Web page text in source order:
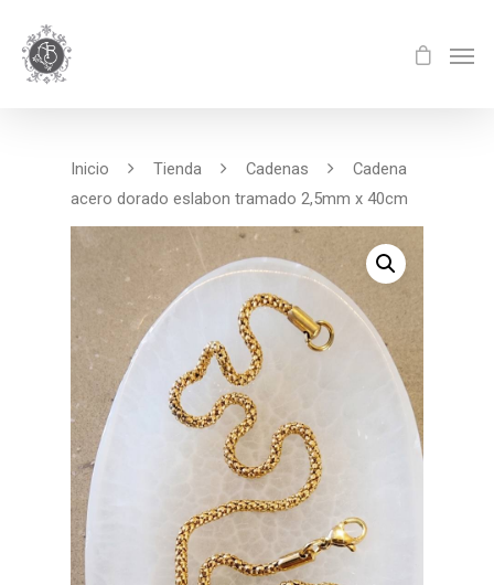
Inicio Tienda Cadenas
Cadena
acero dorado eslabon tramado 2,5mm x 40cm